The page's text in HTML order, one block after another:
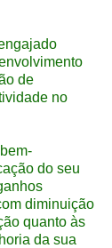
de
no
do seu
diminuição
quanto às
da sua